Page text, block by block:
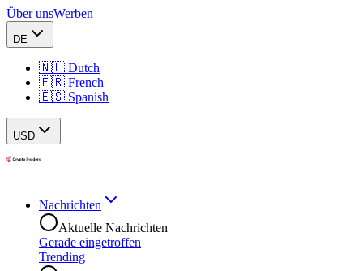
Über unsWerben
DE
🇳🇱 Dutch
🇫🇷 French
🇪🇸 Spanish
USD
Nachrichten
Aktuelle Nachrichten
Gerade eingetroffen
Trending